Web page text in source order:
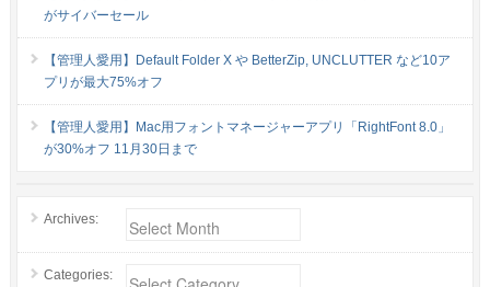
がサイバーセール
【管理人愛用】Default Folder X や BetterZip, UNCLUTTER など10ア
プリが最大75%オフ
【管理人愛用】Mac用フォントマネージャーアプリ「RightFont 8.0」
が30%オフ 11月30日まで
Archives:
Categories: